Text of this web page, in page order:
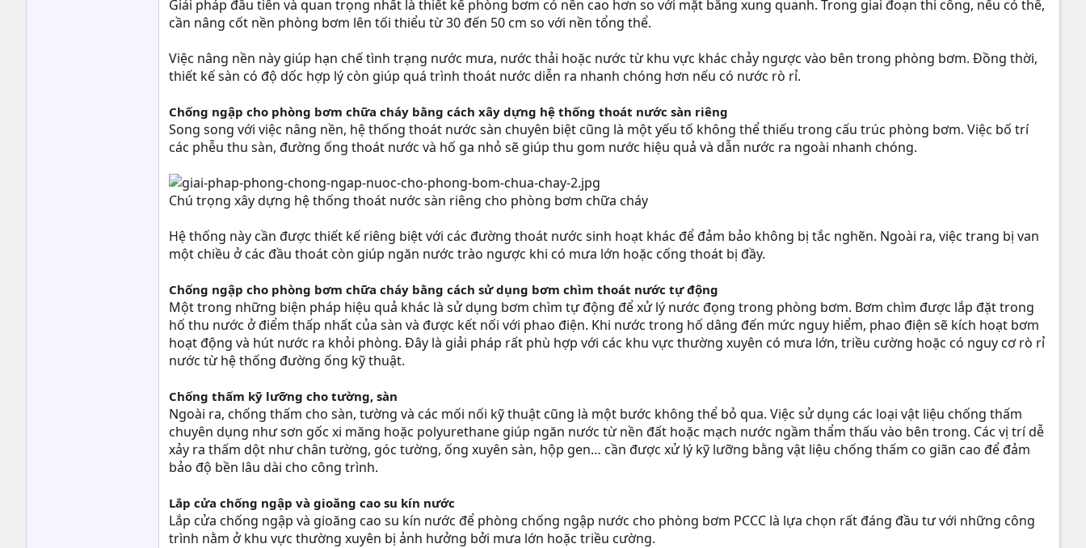
Giải pháp đầu tiên và quan trọng nhất là thiết kế phòng bơm có nền cao hơn so với mặt bằng xung quanh. Trong giai đoạn thi công, nếu có thể,
cần nâng cốt nền phòng bơm lên tối thiểu từ 30 đến 50 cm so với nền tổng thể.
Việc nâng nền này giúp hạn chế tình trạng nước mưa, nước thải hoặc nước từ khu vực khác chảy ngược vào bên trong phòng bơm. Đồng thời,
thiết kế sàn có độ dốc hợp lý còn giúp quá trình thoát nước diễn ra nhanh chóng hơn nếu có nước rò rỉ.
Chống ngập cho phòng bơm chữa cháy bằng cách xây dựng hệ thống thoát nước sàn riêng
Song song với việc nâng nền, hệ thống thoát nước sàn chuyên biệt cũng là một yếu tố không thể thiếu trong cấu trúc phòng bơm. Việc bố trí
các phễu thu sàn, đường ống thoát nước và hố ga nhỏ sẽ giúp thu gom nước hiệu quả và dẫn nước ra ngoài nhanh chóng.
Chú trọng xây dựng hệ thống thoát nước sàn riêng cho phòng bơm chữa cháy
Hệ thống này cần được thiết kế riêng biệt với các đường thoát nước sinh hoạt khác để đảm bảo không bị tắc nghẽn. Ngoài ra, việc trang bị van
một chiều ở các đầu thoát còn giúp ngăn nước trào ngược khi có mưa lớn hoặc cống thoát bị đầy.
Chống ngập cho phòng bơm chữa cháy bằng cách sử dụng bơm chìm thoát nước tự động
Một trong những biện pháp hiệu quả khác là sử dụng bơm chìm tự động để xử lý nước đọng trong phòng bơm. Bơm chìm được lắp đặt trong
hố thu nước ở điểm thấp nhất của sàn và được kết nối với phao điện. Khi nước trong hố dâng đến mức nguy hiểm, phao điện sẽ kích hoạt bơm
hoạt động và hút nước ra khỏi phòng. Đây là giải pháp rất phù hợp với các khu vực thường xuyên có mưa lớn, triều cường hoặc có nguy cơ rò rỉ
nước từ hệ thống đường ống kỹ thuật.
Chống thấm kỹ lưỡng cho tường, sàn
Ngoài ra, chống thấm cho sàn, tường và các mối nối kỹ thuật cũng là một bước không thể bỏ qua. Việc sử dụng các loại vật liệu chống thấm
chuyên dụng như sơn gốc xi măng hoặc polyurethane giúp ngăn nước từ nền đất hoặc mạch nước ngầm thẩm thấu vào bên trong. Các vị trí dễ
xảy ra thấm dột như chân tường, góc tường, ống xuyên sàn, hộp gen… cần được xử lý kỹ lưỡng bằng vật liệu chống thấm co giãn cao để đảm
bảo độ bền lâu dài cho công trình.
Lắp cửa chống ngập và gioăng cao su kín nước
Lắp cửa chống ngập và gioăng cao su kín nước để phòng chống ngập nước cho phòng bơm PCCC là lựa chọn rất đáng đầu tư với những công
trình nằm ở khu vực thường xuyên bị ảnh hưởng bởi mưa lớn hoặc triều cường.